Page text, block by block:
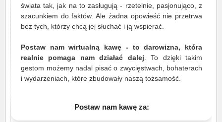
świata tak, jak na to zasługują - rzetelnie, pasjonująco, z
szacunkiem do faktów. Ale żadna opowieść nie przetrwa
bez tych, którzy chcą jej słuchać i ją wspierać.
Postaw nam wirtualną kawę - to darowizna, która
realnie pomaga nam działać dalej. To dzięki takim
gestom możemy nadal pisać o zwycięstwach, bohaterach
i wydarzeniach, które zbudowały naszą tożsamość.
Postaw nam kawę za: